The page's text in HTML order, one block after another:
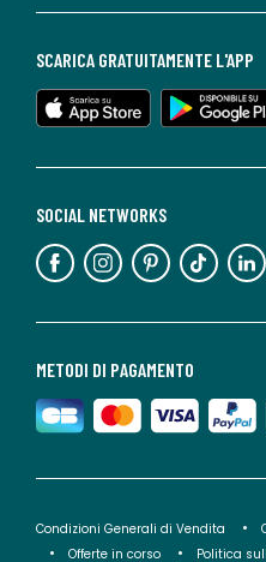
METODI DI PAGAMENTO
SOCIAL NETWORKS
SCARICA GRATUITAMENTE L'APP
Condizioni Generali di Vendita
Offerte in corso
Politica